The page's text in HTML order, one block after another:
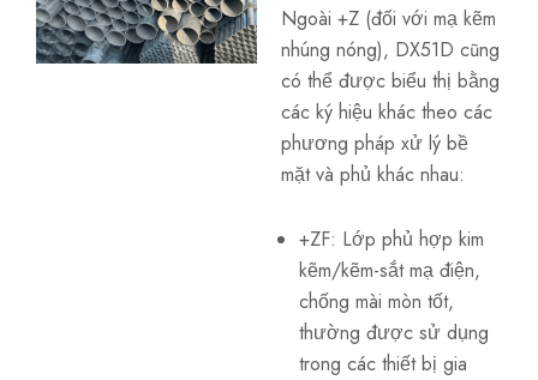
Ngoài +Z (đối với mạ kẽm
nhúng nóng), DX51D cũng
có thể được biểu thị bằng
các ký hiệu khác theo các
phương pháp xử lý bề
mặt và phủ khác nhau:
+ZF: Lớp phủ hợp kim
kẽm/kẽm-sắt mạ điện,
chống mài mòn tốt,
thường được sử dụng
trong các thiết bị gia